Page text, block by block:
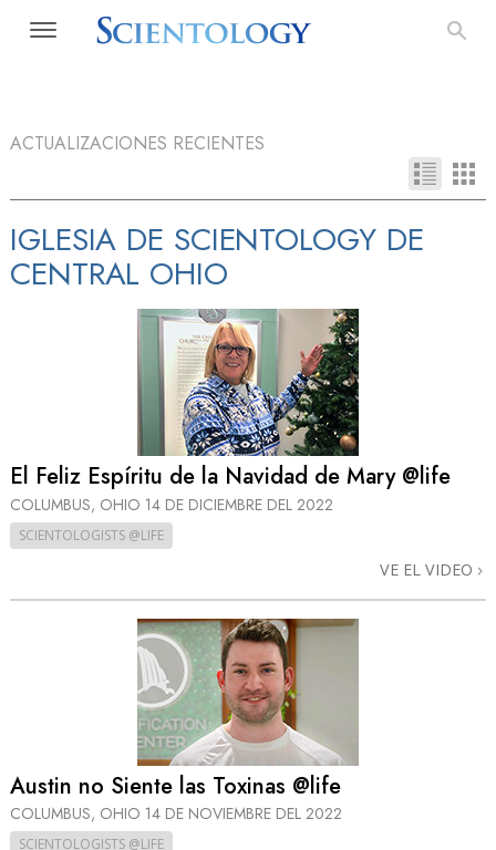
ACTUALIZACIONES RECIENTES
IGLESIA DE SCIENTOLOGY DE
CENTRAL OHIO
El Feliz Espíritu de la Navidad de Mary @life
COLUMBUS, OHIO 14 DE DICIEMBRE DEL 2022
SCIENTOLOGISTS @LIFE
VE EL VIDEO
Austin no Siente las Toxinas @life
COLUMBUS, OHIO 14 DE NOVIEMBRE DEL 2022
SCIENTOLOGISTS @LIFE